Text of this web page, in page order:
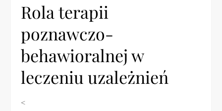
Rola terapii
poznawczo-
behawioralnej w
leczeniu uzależnień
<